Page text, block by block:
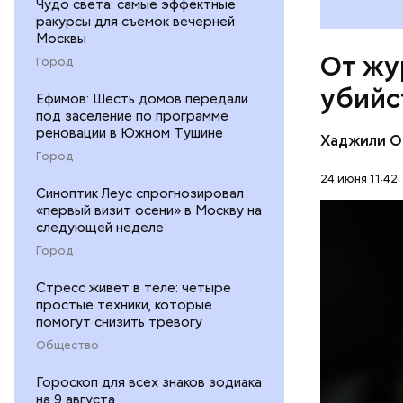
Чудо света: самые эффектные
ракурсы для съемок вечерней
Москвы
Город
Ефимов: Шесть домов передали
под заселение по программе
реновации в Южном Тушине
Город
Синоптик Леус спрогнозировал
«первый визит осени» в Москву на
следующей неделе
Город
Стресс живет в теле: четыре
простые техники, которые
помогут снизить тревогу
Общество
Гороскоп для всех знаков зодиака
на 9 августа
От
Хаджили
24 июня 11:42
и
туризма.
канала
спину.
но
умер не
котором
был
однажды
его